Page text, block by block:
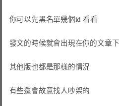
你可以先黑名單幾個id 看看
發文的時候就會出現在你的文章下
其他版也都是那樣的情況
有些還會故意找人吵架的